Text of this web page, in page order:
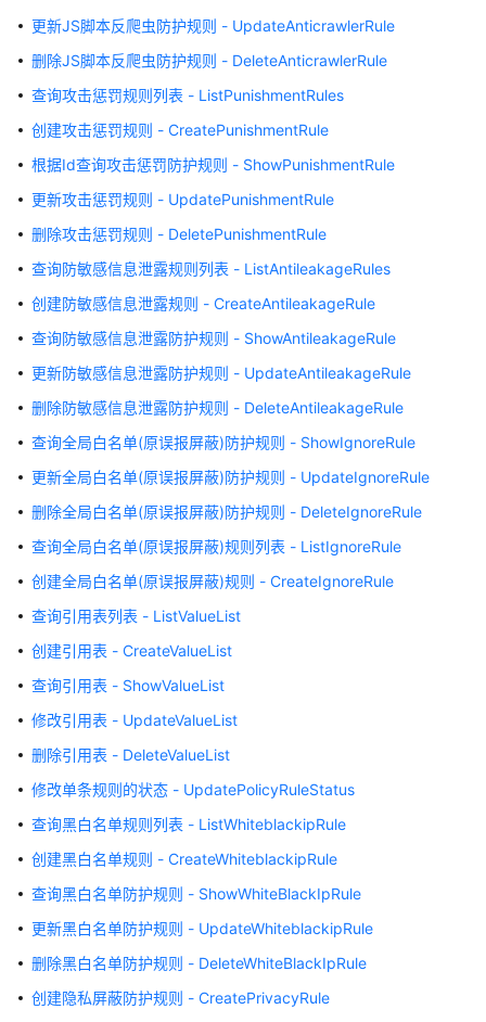
网
管
理
护
策
管
理
策
略
则
管
理
查
询
胁
情
控
制
护
选
项
详
细
息
-
查
敏
更新JS脚本反爬虫防护规则 - UpdateAnticrawlerRule
删除JS脚本反爬虫防护规则 - DeleteAnticrawlerRule
查询攻击惩罚规则列表 - ListPunishmentRules
创建攻击惩罚规则 - CreatePunishmentRule
根据Id查询攻击惩罚防护规则 - ShowPunishmentRule
更新攻击惩罚规则 - UpdatePunishmentRule
删除攻击惩罚规则 - DeletePunishmentRule
查询防敏感信息泄露规则列表 - ListAntileakageRules
创建防敏感信息泄露规则 - CreateAntileakageRule
查询防敏感信息泄露防护规则 - ShowAntileakageRule
更新防敏感信息泄露防护规则 - UpdateAntileakageRule
删除防敏感信息泄露防护规则 - DeleteAntileakageRule
查询全局白名单(原误报屏蔽)防护规则 - ShowIgnoreRule
更新全局白名单(原误报屏蔽)防护规则 - UpdateIgnoreRule
删除全局白名单(原误报屏蔽)防护规则 - DeleteIgnoreRule
查询全局白名单(原误报屏蔽)规则列表 - ListIgnoreRule
创建全局白名单(原误报屏蔽)规则 - CreateIgnoreRule
查询引用表列表 - ListValueList
创建引用表 - CreateValueList
查询引用表 - ShowValueList
修改引用表 - UpdateValueList
删除引用表 - DeleteValueList
修改单条规则的状态 - UpdatePolicyRuleStatus
查询黑白名单规则列表 - ListWhiteblackipRule
创建黑白名单规则 - CreateWhiteblackipRule
查询黑白名单防护规则 - ShowWhiteBlackIpRule
更新黑白名单防护规则 - UpdateWhiteblackipRule
删除黑白名单防护规则 - DeleteWhiteBlackIpRule
创建隐私屏蔽防护规则 - CreatePrivacyRule